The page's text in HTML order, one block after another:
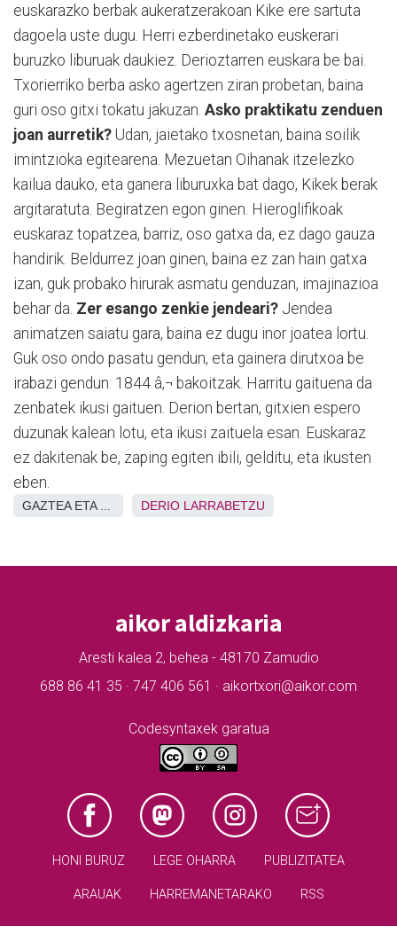
euskarazko berbak aukeratzerakoan Kike ere sartuta
dagoela uste dugu. Herri ezberdinetako euskerari
buruzko liburuak daukiez. Derioztarren euskara be bai.
Txorierriko berba asko agertzen ziran probetan, baina
guri oso gitxi tokatu jakuzan. Asko praktikatu zenduen
joan aurretik? Udan, jaietako txosnetan, baina soilik
imintzioka egitearena. Mezuetan Oihanak itzelezko
kailua dauko, eta ganera liburuxka bat dago, Kikek berak
argitaratuta. Begiratzen egon ginen. Hieroglifikoak
euskaraz topatzea, barriz, oso gatxa da, ez dago gauza
handirik. Beldurrez joan ginen, baina ez zan hain gatxa
izan, guk probako hirurak asmatu genduzan, imajinazioa
behar da. Zer esango zenkie jendeari? Jendea
animatzen saiatu gara, baina ez dugu inor joatea lortu.
Guk oso ondo pasatu gendun, eta gainera dirutxoa be
irabazi gendun: 1844 â‚¬ bakoitzak. Harritu gaituena da
zenbatek ikusi gaituen. Derion bertan, gitxien espero
duzunak kalean lotu, eta ikusi zaituela esan. Euskaraz
ez dakitenak be, zaping egiten ibili, gelditu, eta ikusten
eben.
GAZTEA ETA ... DERIO LARRABETZU
aikor aldizkaria
Aresti kalea 2, behea - 48170 Zamudio
688 86 41 35 · 747 406 561 · aikortxori@aikor.com
Codesyntaxek garatua
HONI BURUZ LEGE OHARRA PUBLIZITATEA
ARAUAK HARREMANETARAKO RSS